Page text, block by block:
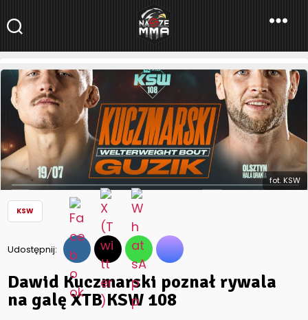
NaszeMMA
NaszeMMA.pl»Aktualności»Polskie MMA»KSW»Dawid
Kuczmarski poznał rywala na galę XTB KSW 108
fot. KSW
KSW
Udostępnij:
Dawid Kuczmarski poznał rywala
na galę XTB KSW 108